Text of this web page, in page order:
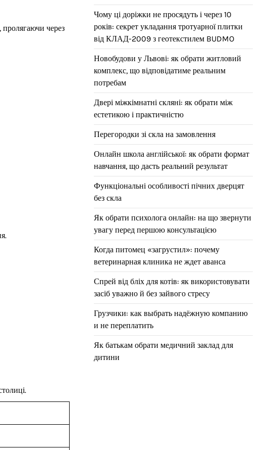
пролягаючи через
Чому ці доріжки не просядуть і через 10
років: секрет укладання тротуарної плитки
від КЛАД-2009 з геотекстилем BUDMO
Новобудови у Львові: як обрати житловий
комплекс, що відповідатиме реальним
потребам
Двері міжкімнатні скляні: як обрати між
естетикою і практичністю
Перегородки зі скла на замовлення
Онлайн школа англійської: як обрати формат
навчання, що дасть реальний результат
Функціональні особливості пічних дверцят
без скла
Як обрати психолога онлайн: на що звернути
увагу перед першою консультацією
Когда питомец «загрустил»: почему
ветеринарная клиника не ждет аванса
Спрей від бліх для котів: як використовувати
засіб уважно й без зайвого стресу
Грузчики: как выбрать надёжную компанию
и не переплатить
Як батькам обрати медичний заклад для
дитини